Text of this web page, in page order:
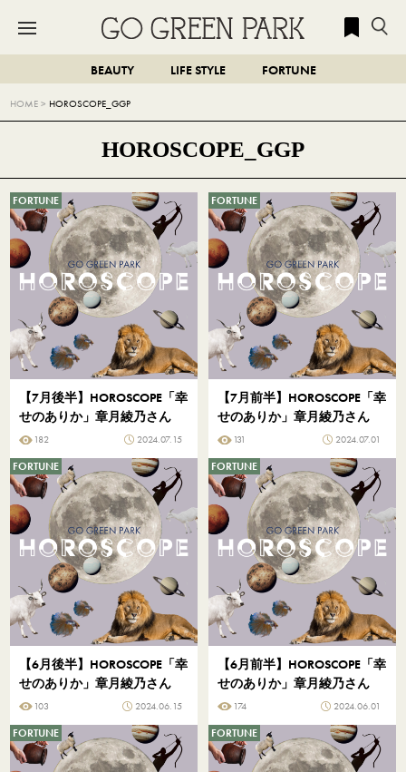
BEAUTY LIFE STYLE FORTUNE
HOME > HOROSCOPE_GGP
HOROSCOPE_GGP
FORTUNE
【7月後半】HOROSCOPE「幸
せのありか」章月綾乃さん
182 2024.07.15
FORTUNE
【7月前半】HOROSCOPE「幸
せのありか」章月綾乃さん
131 2024.07.01
FORTUNE
【6月後半】HOROSCOPE「幸
せのありか」章月綾乃さん
103 2024.06.15
FORTUNE
【6月前半】HOROSCOPE「幸
せのありか」章月綾乃さん
174 2024.06.01
FORTUNE FORTUNE